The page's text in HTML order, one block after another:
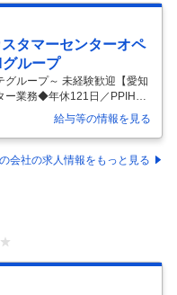
タマーセンターオペ
ループ
ループ～ 未経験歓迎【愛知
ー業務◆年休121日／PPIHグ
沢市】カスタマーセンターオ
【具体的な仕事内容】 ～
働きたい方必見／保険代理
タ、ユニー、ドン・キホーテ
ペレーター業務をお任せし
かったお客様への電話連絡
給与等の情報を見る
会社の求人情報をもっと見る